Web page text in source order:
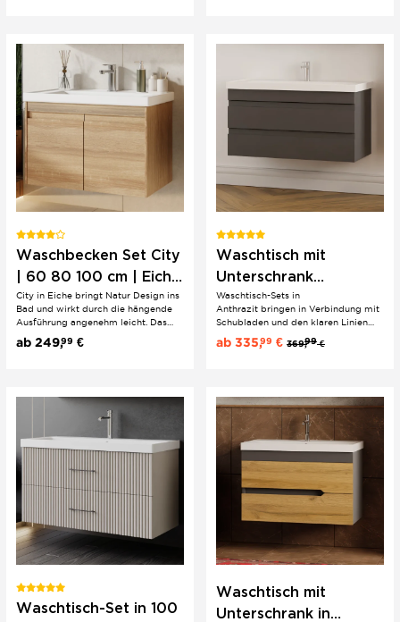
Waschbecken Set City
| 60 80 100 cm | Eiche
| Einbau | hängend
City in Eiche bringt Natur Design ins
Bad und wirkt durch die hängende
Ausführung angenehm leicht. Das
Keramik Einbauwaschbecken hält
den Look sauber und modern und
ab 249,99 €
Waschtisch mit
Unterschrank
Anthrazit im 2er Set
Lara | 100/80 cm
Waschtisch-Sets in
Anthrazit bringen in Verbindung mit
Schubladen und den klaren Linien
der Griffmulden minimalistische
Ästhetik. Der Badunterschrank ist aus
ab 335,99 € 369,99€
Waschtisch-Set in 100
Waschtisch mit
Unterschrank in